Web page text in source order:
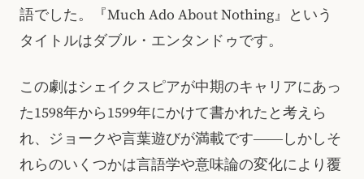
語でした。『Much Ado About Nothing』という
タイトルはダブル・エンタンドゥです。
この劇はシェイクスピアが中期のキャリアにあっ
た1598年から1599年にかけて書かれたと考えら
れ、ジョークや言葉遊びが満載です――しかしそ
れらのいくつかは言語学や意味論の変化により覆